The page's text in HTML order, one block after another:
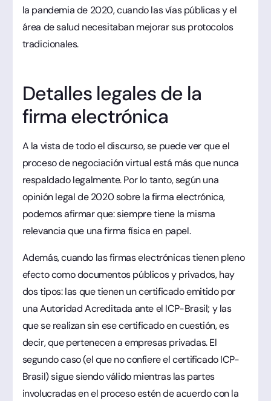
la pandemia de 2020, cuando las vías públicas y el
área de salud necesitaban mejorar sus protocolos
tradicionales.
Detalles legales de la
firma electrónica
A la vista de todo el discurso, se puede ver que el
proceso de negociación virtual está más que nunca
respaldado legalmente. Por lo tanto, según una
opinión legal de 2020 sobre la firma electrónica,
podemos afirmar que: siempre tiene la misma
relevancia que una firma física en papel.
Además, cuando las firmas electrónicas tienen pleno
efecto como documentos públicos y privados, hay
dos tipos: las que tienen un certificado emitido por
una Autoridad Acreditada ante el ICP-Brasil; y las
que se realizan sin ese certificado en cuestión, es
decir, que pertenecen a empresas privadas. El
segundo caso (el que no confiere el certificado ICP-
Brasil) sigue siendo válido mientras las partes
involucradas en el proceso estén de acuerdo con la